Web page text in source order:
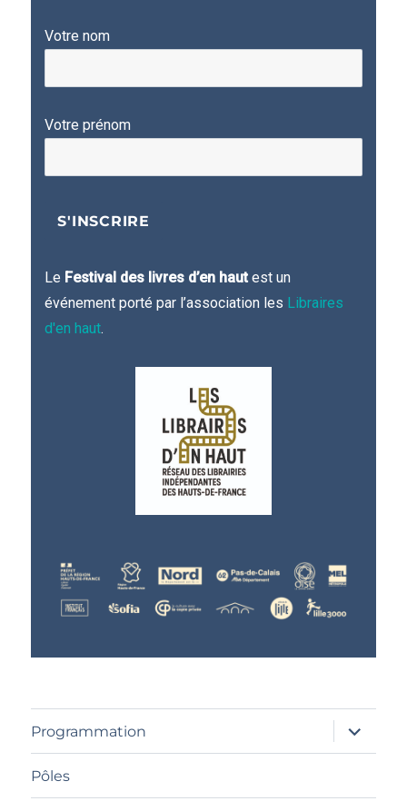
Votre nom
Votre prénom
Le Festival des livres d’en hautest un
événement porté par l’association les Libraires
d'en haut.
Programmation
ouvrir
le
sous-
Pôles